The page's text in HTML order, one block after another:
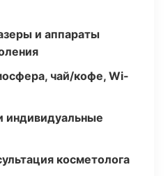
и аппараты
чай/кофе, Wi-
индивидуальные
косметолога